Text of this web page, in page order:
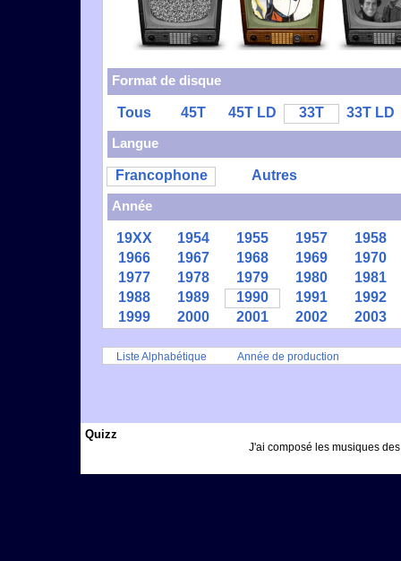
Format de disque
Tous 45T 45T LD 33T
33T LD
Langue
Francophone
Autres
Année
19XX 1954 1955 1957
1958
1966
1967 1968 1969
1970
1977
1978 1979 1980
1981
1988
1989 1990 1991
1992
1999
2000 2001 2002 2003
Liste Alphabétique Année de production
Quizz
J'ai composé les musiques